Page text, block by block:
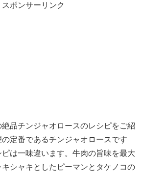
スポンサーリンク
品チンジャオロースのレシピをご紹
定番であるチンジャオロースです
は一味違います。牛肉の旨味を最大
シャキとしたピーマンとタケノコの